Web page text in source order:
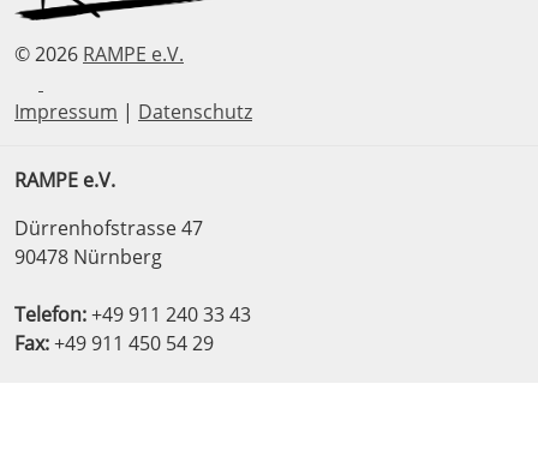
© 2026 RAMPE e.V.
Impressum | Datenschutz
RAMPE e.V.
Dürrenhofstrasse 47
90478 Nürnberg
Telefon:+49 911 240 33 43
Fax:+49 911 450 54 29